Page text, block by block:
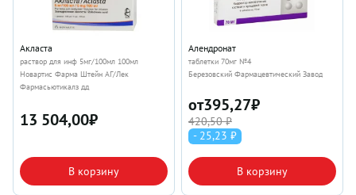
Акласта
раствор для инф 5мг/100мл 100мл
Новартис Фарма Штейн АГ/Лек
Фармасьютикалз дд
13 504,00₽
В корзину
Алендронат
таблетки 70мг №4
Березовский Фармацевтический Завод
от395,27₽
420,50 ₽
- 25,23 ₽
В корзину